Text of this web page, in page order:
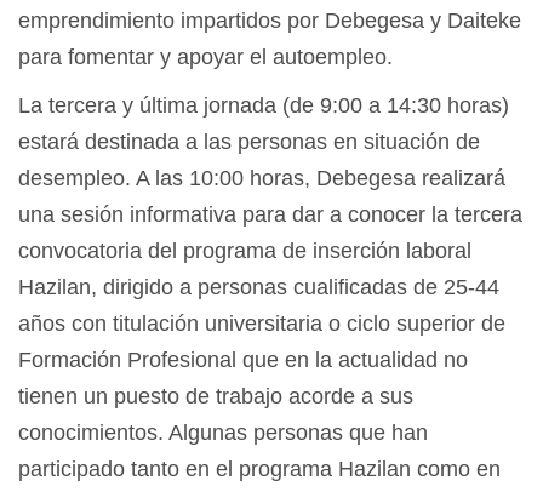
emprendimiento impartidos por Debegesa y Daiteke
para fomentar y apoyar el autoempleo.
La tercera y última jornada (de 9:00 a 14:30 horas)
estará destinada a las personas en situación de
desempleo. A las 10:00 horas, Debegesa realizará
una sesión informativa para dar a conocer la tercera
convocatoria del programa de inserción laboral
Hazilan, dirigido a personas cualificadas de 25-44
años con titulación universitaria o ciclo superior de
Formación Profesional que en la actualidad no
tienen un puesto de trabajo acorde a sus
conocimientos. Algunas personas que han
participado tanto en el programa Hazilan como en